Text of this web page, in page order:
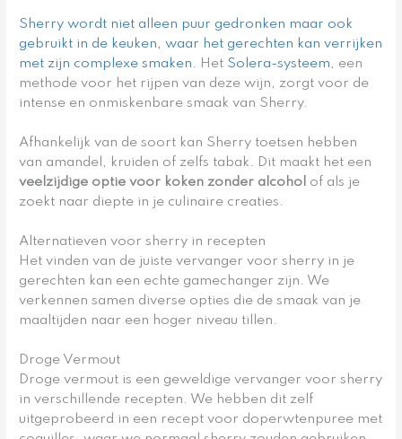
Sherry wordt niet alleen puur gedronken maar ook
gebruikt in de keuken, waar het gerechten kan verrijken
met zijn complexe smaken. Het Solera-systeem, een
methode voor het rijpen van deze wijn, zorgt voor de
intense en onmiskenbare smaak van Sherry.
Afhankelijk van de soort kan Sherry toetsen hebben
van amandel, kruiden of zelfs tabak. Dit maakt het een
veelzijdige optie voor koken zonder alcohol of als je
zoekt naar diepte in je culinaire creaties.
Alternatieven voor sherry in recepten
Het vinden van de juiste vervanger voor sherry in je
gerechten kan een echte gamechanger zijn. We
verkennen samen diverse opties die de smaak van je
maaltijden naar een hoger niveau tillen.
Droge Vermout
Droge vermout is een geweldige vervanger voor sherry
in verschillende recepten. We hebben dit zelf
uitgeprobeerd in een recept voor doperwtenpuree met